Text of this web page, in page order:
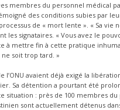
membres du personnel médical
des conditions subies par
de « mort lente ». « Sa vie
les signataires. « Vous avez le
à mettre fin à cette pratique
ne soit trop tard. »
l’ONU avaient déjà exigé la
Sa détention a pourtant été
situation : près de 100 membres
sont actuellement détenus